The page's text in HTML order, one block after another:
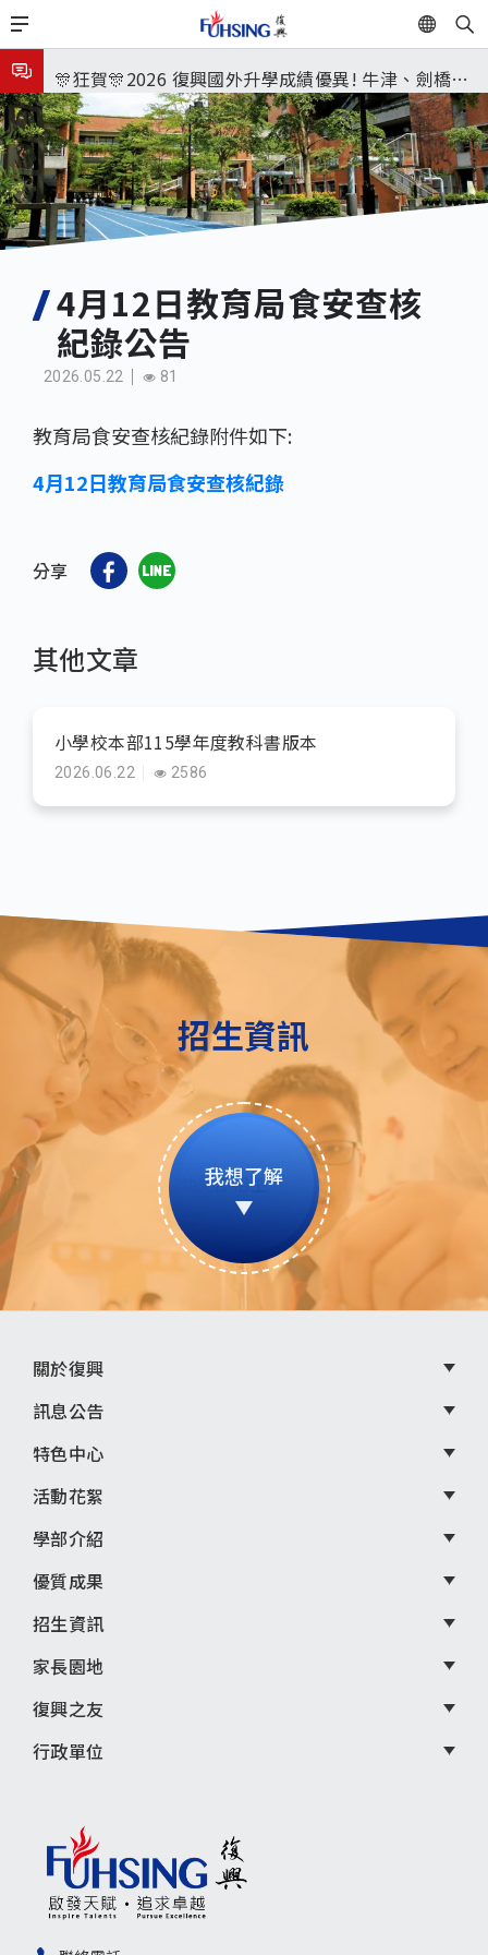
移
至
主
內
容
EN
🎉🎉🎉狂賀! 12望蘇同學榮錄MIT麻省理工學院，本校
連續兩年錄取世界第一學府！
🎊狂賀🎊2026 復興國外升學成績優異! 牛津、劍橋首
次雙星閃耀✨
115年校本部大學榜單再創佳績🎉，32％達醫學系錄
取標準、62%達台大錄取標準。各組合4科60級分9人
🎊
8月3日 分科成績公布
臺北市2026城鎮韌性(防空)演習訂於8月13日(四) 14
時30分至15時實施，全市人、車及各場所均須配合管
制與避難演練，以免受罰。
8月31日 開學日
🎉🎉🎉狂賀! 12望蘇同學榮錄MIT麻省理工學院，本校
連續兩年錄取世界第一學府！
4月12日教育局食安查核
紀錄公告
2026.05.22 81
教育局食安查核紀錄附件如下:
4月12日教育局食安查核紀錄
分享
其他文章
小學校本部115學年度教科書版本
2026.06.22 2586
招生資訊
我想了解
頁
尾
選
單
關於復興
訊息公告
特色中心
活動花絮
學部介紹
優質成果
招生資訊
家長園地
復興之友
行政單位